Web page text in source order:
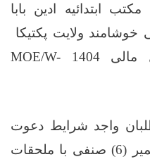
ابتدائیه ادین بابا
ولایت پکتیکا
مالی
1404
MOE/W-
واجد شرایط دعوت
پروژه اعمار تعمیر (6) صنفی با ملحقات